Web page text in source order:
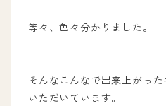
等々、色々分かりました。
そんなこんなで出来上がっ
いただいています。